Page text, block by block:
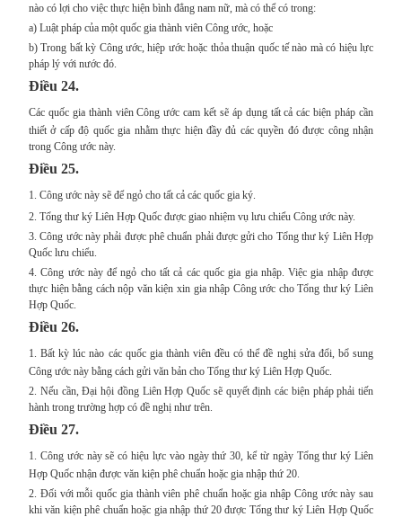
nào có lợi cho việc thực hiện bình đẳng nam nữ, mà có thể có trong:
a) Luật pháp của một quốc gia thành viên Công ước, hoặc
b) Trong bất kỳ Công ước, hiệp ước hoặc thỏa thuận quốc tế nào mà có hiệu lực
pháp lý với nước đó.
Điều 24.
Các quốc gia thành viên Công ước cam kết sẽ áp dụng tất cả các biện pháp cần
thiết ở cấp độ quốc gia nhằm thực hiện đầy đủ các quyền đó được công nhận
trong Công ước này.
Điều 25.
1. Công ước này sẽ để ngỏ cho tất cả các quốc gia ký.
2. Tổng thư ký Liên Hợp Quốc được giao nhiệm vụ lưu chiểu Công ước này.
3. Công ước này phải được phê chuẩn phải được gửi cho Tổng thư ký Liên Hợp
Quốc lưu chiểu.
4. Công ước này để ngỏ cho tất cả các quốc gia gia nhập. Việc gia nhập được
thực hiện bằng cách nộp văn kiện xin gia nhập Công ước cho Tổng thư ký Liên
Hợp Quốc.
Điều 26.
1.Bất kỳ lúc nào các quốc gia thành viên đều có thể đề nghị sửa đổi, bổ sung
Công ước này bằng cách gửi văn bản cho Tổng thư ký Liên Hợp Quốc.
2. Nếu cần, Đại hội đồng Liên Hợp Quốc sẽ quyết định các biện pháp phải tiến
hành trong trường hợp có đề nghị như trên.
Điều 27.
1. Công ước này sẽ có hiệu lực vào ngày thứ 30, kể từ ngày Tổng thư ký Liên
Hợp Quốc nhận được văn kiện phê chuẩn hoặc gia nhập thứ 20.
2. Đối với mỗi quốc gia thành viên phê chuẩn hoặc gia nhập Công ước này sau
khi văn kiện phê chuẩn hoặc gia nhập thứ 20 được Tổng thư ký Liên Hợp Quốc